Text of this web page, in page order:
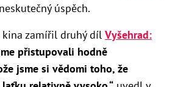
úspěch.
kina zamířil druhý díl Vyšehrad:
přistupovali hodně
jsme si vědomi toho, že